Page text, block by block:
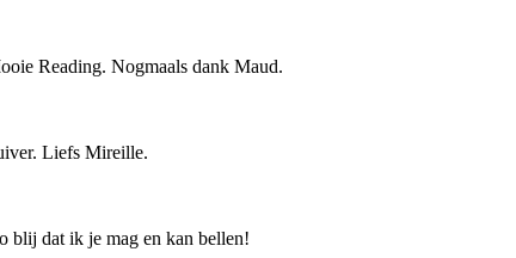
Reading. Nogmaals dank Maud.
Liefs Mireille.
blij dat ik je mag en kan bellen!